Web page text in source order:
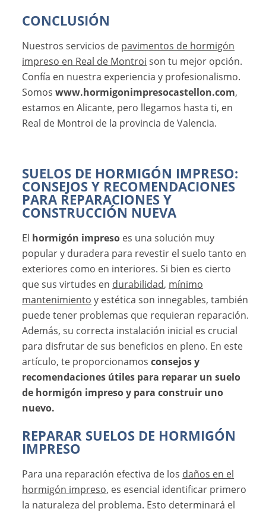
CONCLUSIÓN
Nuestros servicios de pavimentos de hormigón
impreso en Real de Montroi son tu mejor opción.
Confía en nuestra experiencia y profesionalismo.
Somoswww.hormigonimpresocastellon.com,
estamos en Alicante, pero llegamos hasta ti, en
Real de Montroi de la provincia de Valencia.
SUELOS DE HORMIGÓN IMPRESO:
CONSEJOS Y RECOMENDACIONES
PARA REPARACIONES Y
CONSTRUCCIÓN NUEVA
El hormigón impreso es una solución muy
popular y duradera para revestir el suelo tanto en
exteriores como en interiores. Si bien es cierto
que sus virtudes en durabilidad, mínimo
mantenimiento y estética son innegables, también
puede tener problemas que requieran reparación.
Además, su correcta instalación inicial es crucial
para disfrutar de sus beneficios en pleno. En este
artículo, te proporcionamosconsejos y
recomendaciones útiles para reparar un suelo
de hormigón impreso y para construir uno
nuevo.
REPARAR SUELOS DE HORMIGÓN
IMPRESO
Para una reparación efectiva de los daños en el
hormigón impreso, es esencial identificar primero
la naturaleza del problema. Esto determinará el